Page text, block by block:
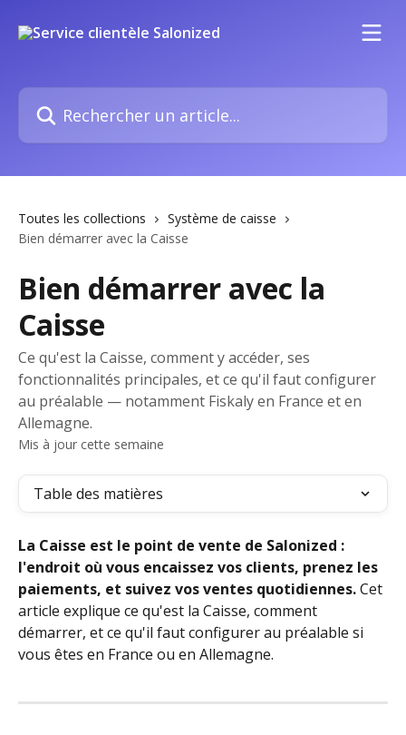
Rechercher un article...
Toutes les collections
Système de caisse
Bien démarrer avec la Caisse
Bien démarrer avec la
Caisse
Ce qu'est la Caisse, comment y accéder, ses
fonctionnalités principales, et ce qu'il faut configurer
au préalable — notamment Fiskaly en France et en
Allemagne.
Mis à jour cette semaine
Table des matières
La Caisse est le point de vente de Salonized :
l'endroit où vous encaissez vos clients, prenez les
paiements, et suivez vos ventes quotidiennes. Cet
article explique ce qu'est la Caisse, comment
démarrer, et ce qu'il faut configurer au préalable si
vous êtes en France ou en Allemagne.